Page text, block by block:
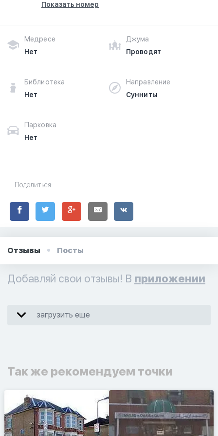
Показать номер
Медресе
Нет
Джума
Проводят
Библиотека
Нет
Направление
Сунниты
Парковка
Нет
Поделиться:
Отзывы Посты
Добавляй свои отзывы! В приложении
загрузить еще
Так же рекомендуем точки